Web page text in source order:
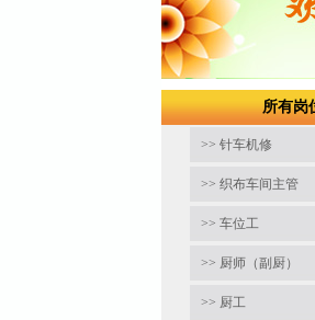
所有岗
>> 针车机修
>> 织布车间主管
>> 车位工
>> 厨师（副厨）
>> 厨工